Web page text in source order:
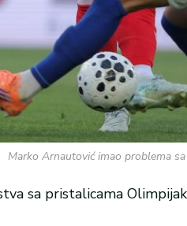
Marko Arnautović imao problema
sa pristalicama